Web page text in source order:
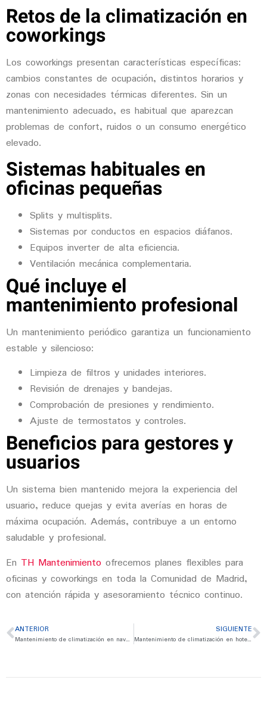
Retos de la climatización en
coworkings
Los coworkings presentan características específicas:
cambios constantes de ocupación, distintos horarios y
zonas con necesidades térmicas diferentes. Sin un
mantenimiento adecuado, es habitual que aparezcan
problemas de confort, ruidos o un consumo energético
elevado.
Sistemas habituales en
oficinas pequeñas
Splits y multisplits.
Sistemas por conductos en espacios diáfanos.
Equipos inverter de alta eficiencia.
Ventilación mecánica complementaria.
Qué incluye el
mantenimiento profesional
Un mantenimiento periódico garantiza un funcionamiento
estable y silencioso:
Limpieza de filtros y unidades interiores.
Revisión de drenajes y bandejas.
Comprobación de presiones y rendimiento.
Ajuste de termostatos y controles.
Beneficios para gestores y
usuarios
Un sistema bien mantenido mejora la experiencia del
usuario, reduce quejas y evita averías en horas de
máxima ocupación. Además, contribuye a un entorno
saludable y profesional.
En TH Mantenimiento ofrecemos planes flexibles para
oficinas y coworkings en toda la Comunidad de Madrid,
con atención rápida y asesoramiento técnico continuo.
ANTERIOR
Mantenimiento de climatización en naves industriales en Madrid: continuidad y eficiencia operativa
SIGUIENTE
Mantenimiento de climatización en hoteles en Madrid: confort y reputación bajo control